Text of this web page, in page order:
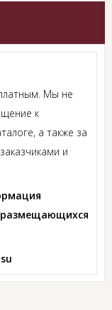
Мы не
к
а также за
и